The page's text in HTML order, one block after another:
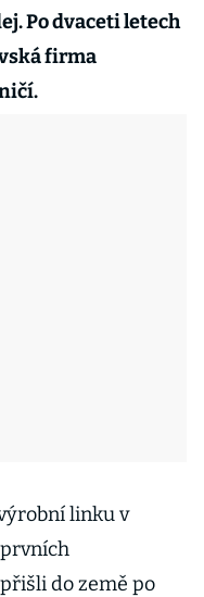
Po dvaceti letech
firma
linku v
do země po